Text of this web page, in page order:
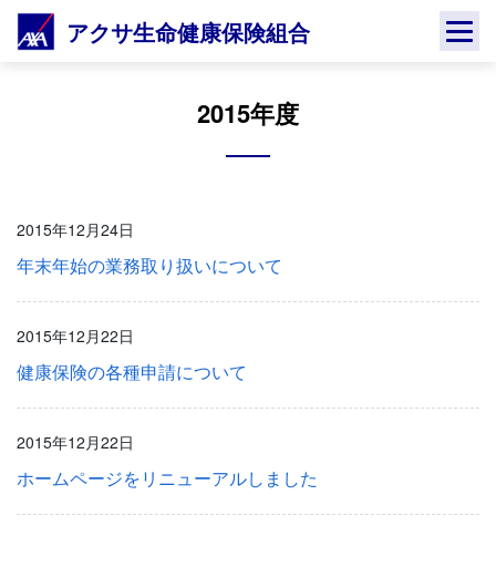
Skip
アクサ生命健康保険組合
2015年度
2015年12月24日
年末年始の業務取り扱いについて
2015年12月22日
健康保険の各種申請について
2015年12月22日
ホームページをリニューアルしました